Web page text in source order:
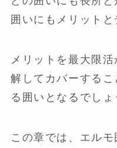
囲いにもメリット
メリットを最大限
解してカバーする
る囲いとなるでしょ
この章では、エル